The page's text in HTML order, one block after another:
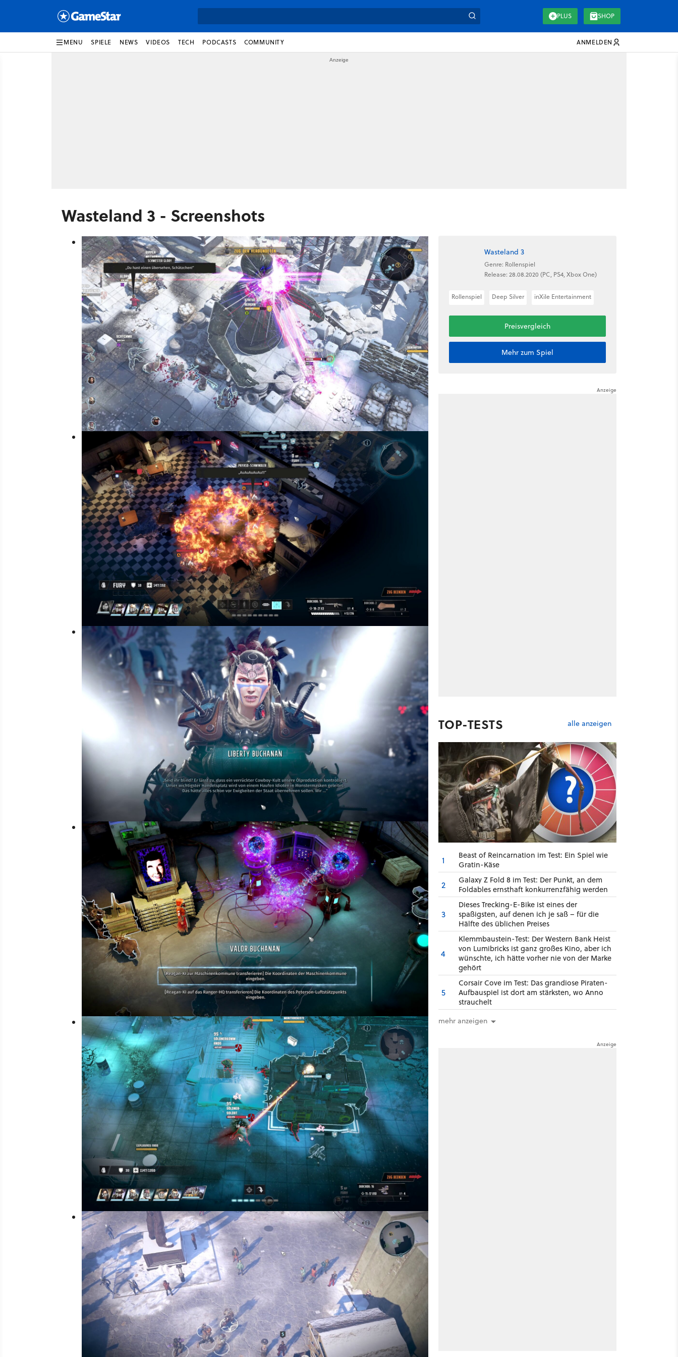
PLUS SHOP
MENU SPIELE NEWS VIDEOS TECH PODCASTS COMMUNITY ANMELDEN
Wasteland 3 - Screenshots
Wasteland 3
Genre: Rollenspiel
Release: 28.08.2020 (PC, PS4, Xbox One)
Rollenspiel Deep Silver inXile Entertainment
Preisvergleich
Mehr zum Spiel
TOP-TESTS alle anzeigen
1
Beast of Reincarnation im Test: Ein Spiel wie
Gratin-Käse
2
Galaxy Z Fold 8 im Test: Der Punkt, an dem
Foldables ernsthaft konkurrenzfähig werden
3
Dieses Trecking-E-Bike ist eines der
spaßigsten, auf denen ich je saß – für die
Hälfte des üblichen Preises
4
Klemmbaustein-Test: Der Western Bank Heist
von Lumibricks ist ganz großes Kino, aber ich
wünschte, ich hätte vorher nie von der Marke
gehört
5
Corsair Cove im Test: Das grandiose Piraten-
Aufbauspiel ist dort am stärksten, wo Anno
strauchelt
mehr anzeigen